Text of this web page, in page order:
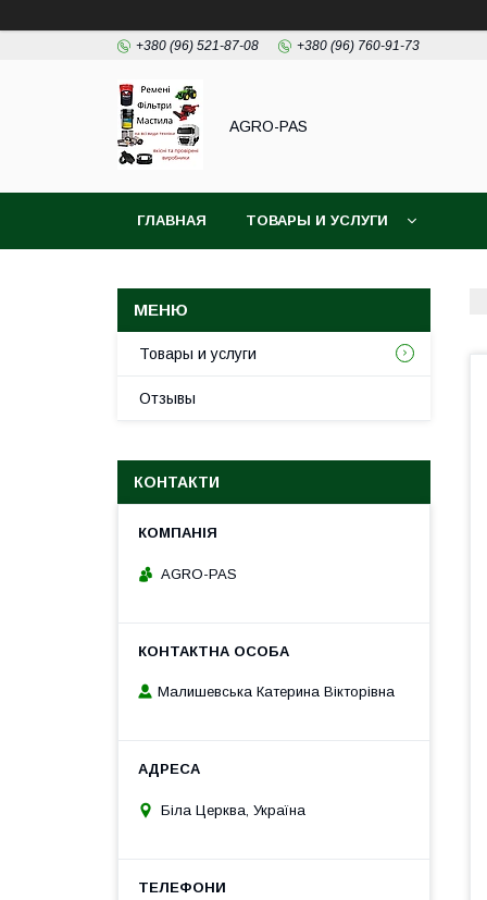
+380 (96) 521-87-08 +380 (96) 760-91-73
AGRO-PAS
ГЛАВНАЯ ТОВАРЫ И УСЛУГИ
Товары и услуги
Отзывы
КОНТАКТИ
AGRO-PAS
Малишевська Катерина Вікторівна
Біла Церква, Україна